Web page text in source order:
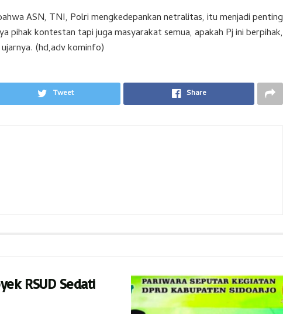
ASN, TNI, Polri mengkedepankan netralitas, itu menjadi penting
pihak kontestan tapi juga masyarakat semua, apakah Pj ini berpihak,
(hd,adv kominfo)
Tweet Share
RSUD Sedati